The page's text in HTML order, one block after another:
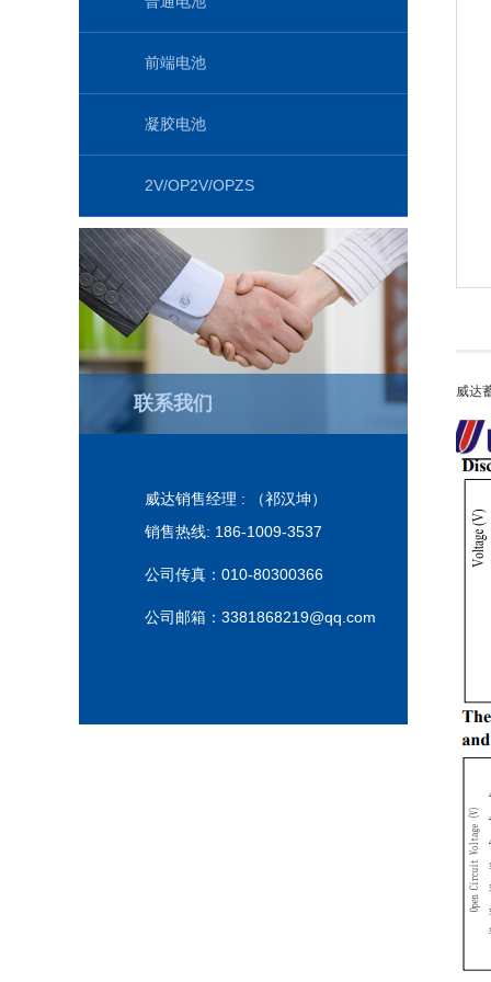
联系我们
威达销售经理 : （祁汉坤）
销售热线: 186-1009-3537
公司传真： 010-80300366
公司邮箱： 3381868219@qq.com
前端电池
凝胶电池
2V/OP2V/OPZS
威达